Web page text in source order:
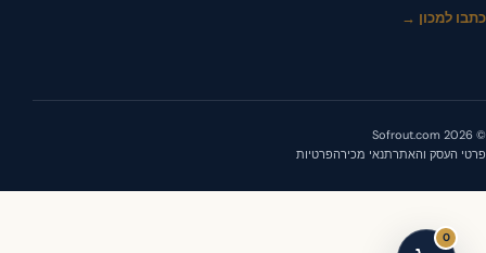
למכון →
העסק והאתרתנאי מכירהפרטיות
0